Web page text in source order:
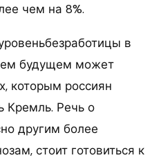
чем на 8%.
в
будущем может
которым россиян
Кремль. Речь о
другим более
стоит готовиться к